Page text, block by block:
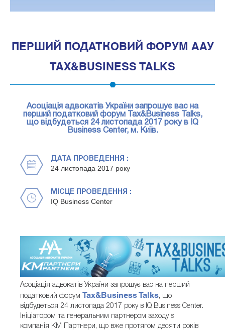
ПЕРШИЙ ПОДАТКОВИЙ ФОРУМ ААУ
TAX&BUSINESS TALKS
Асоціація адвокатів України запрошує вас на
перший податковий форум Tax&Business Talks,
що відбудеться 24 листопада 2017 року в IQ
Business Center, м. Київ.
ДАТА ПРОВЕДЕННЯ :
24 листопада 2017 року
МІСЦЕ ПРОВЕДЕННЯ :
IQ Business Center
Асоціація адвокатів України запрошує вас на перший
податковий форум Tax&Business Talks, що
відбудеться 24 листопада 2017 року в IQ Business Center.
Ініціатором та генеральним партнером заходу є
компанія КМ Партнери, що вже протягом десяти років